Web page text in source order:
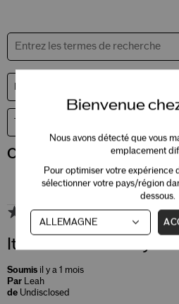
Commenté par 4 clients
5
It smoothened my
Soumis il y a 1 mois
Par
Leah
de Undisclosed
Bienvenue
Nous avons détecté que vous
emplacement
Pour optimiser votre expérience
sélectionner votre pays/région
dessous.